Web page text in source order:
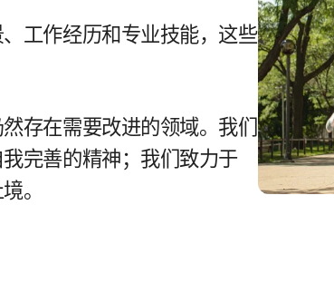
工作​经历​和​专业​技能，​这些​
存在​需要​改进​的​领域。​我们​
完善​的​精神；​我们​致力于​
。